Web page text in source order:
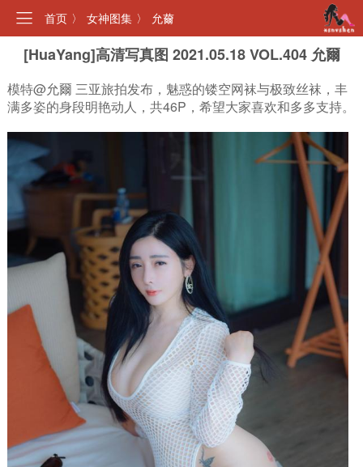
首页 〉 女神图集 〉 允薾
[HuaYang]高清写真图 2021.05.18 VOL.404 允爾
模特@允爾 三亚旅拍发布，魅惑的镂空网袜与极致丝袜，丰
满多姿的身段明艳动人，共46P，希望大家喜欢和多多支持。